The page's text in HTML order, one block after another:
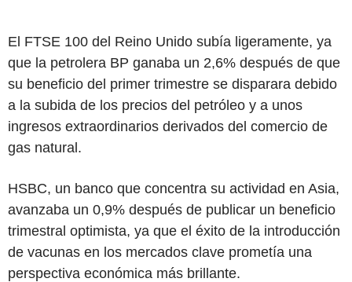
El FTSE 100 del Reino Unido subía ligeramente, ya
que la petrolera BP ganaba un 2,6% después de que
su beneficio del primer trimestre se disparara debido
a la subida de los precios del petróleo y a unos
ingresos extraordinarios derivados del comercio de
gas natural.
HSBC, un banco que concentra su actividad en Asia,
avanzaba un 0,9% después de publicar un beneficio
trimestral optimista, ya que el éxito de la introducción
de vacunas en los mercados clave prometía una
perspectiva económica más brillante.